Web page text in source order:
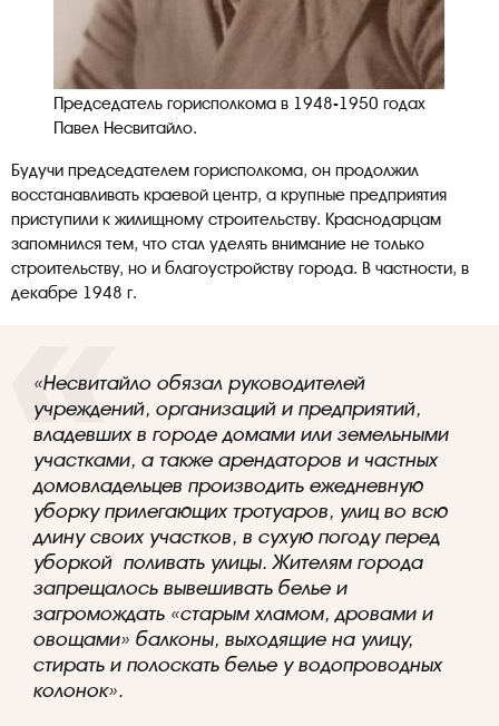
Председатель горисполкома в 1948-1950 годах
Павел Несвитайло.
Будучи председателем горисполкома, он продолжил
восстанавливать краевой центр, а крупные предприятия
приступили к жилищному строительству. Краснодарцам
запомнился тем, что стал уделять внимание не только
строительству, но и благоустройству города. В частности, в
декабре 1948 г.
«Несвитайло обязал руководителей
учреждений, организаций и предприятий,
владевших в городе домами или земельными
участками, а также арендаторов и частных
домовладельцев производить ежедневную
уборку прилегающих тротуаров, улиц во всю
длину своих участков, в сухую погоду перед
уборкой поливать улицы. Жителям города
запрещалось вывешивать белье и
загромождать «старым хламом, дровами и
овощами» балконы, выходящие на улицу,
стирать и полоскать белье у водопроводных
колонок».